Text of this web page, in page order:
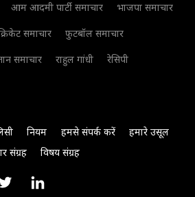
आम आदमी पार्टी समाचार
भाजपा समाचार
समाचार
फुटबॉल समाचार
समाचार राहुल गांधी
रेसिपी
नियम हमसे संपर्क करें
हमारे उसूल
संग्रह विषय संग्रह